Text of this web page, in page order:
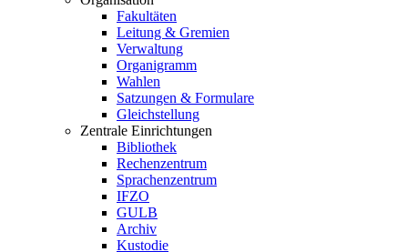
Fakultäten
Leitung & Gremien
Verwaltung
Organigramm
Wahlen
Satzungen & Formulare
Gleichstellung
Zentrale Einrichtungen
Bibliothek
Rechenzentrum
Sprachenzentrum
IFZO
GULB
Archiv
Kustodie